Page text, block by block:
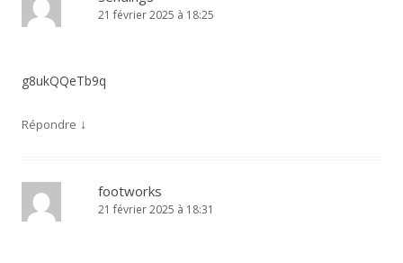
21 février 2025 à 18:25
g8ukQQeTb9q
Répondre ↓
footworks
21 février 2025 à 18:31